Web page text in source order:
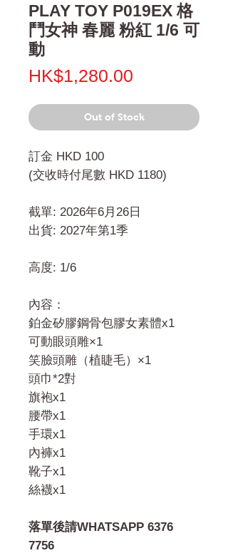
PLAY TOY P019EX 格
鬥女神 春麗 粉紅 1/6 可
動
HK$1,280.00
Out of Stock
訂金 HKD 100
(交收時付尾數 HKD 1180)
截單: 2026年6月26日
出貨: 2027年第1季
高度: 1/6
內容：
鉑金矽膠鋼骨包膠女素體x1
可動眼頭雕×1
笑臉頭雕（植睫毛）×1
頭巾*2對
旗袍x1
腰帶x1
手環x1
內褲x1
靴子x1
絲襪x1
落單後請WHATSAPP 6376
7756